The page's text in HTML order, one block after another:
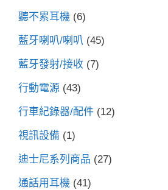
聽不累耳機 (6)
藍牙喇叭/喇叭 (45)
藍牙發射/接收 (7)
行動電源 (43)
行車紀錄器/配件 (12)
視訊設備 (1)
迪士尼系列商品 (27)
通話用耳機 (41)